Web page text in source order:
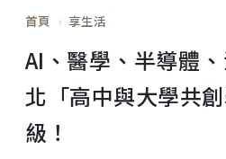
首頁 享生活
AI、醫學、半導體
北「高中與大學共
級！